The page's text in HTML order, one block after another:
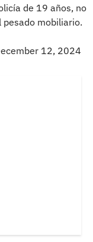
de 19 años, no
mobiliario.
12, 2024